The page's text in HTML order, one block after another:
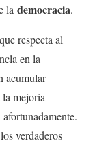
la democracia.
respecta al
en la
acumular
mejoría
verdaderos